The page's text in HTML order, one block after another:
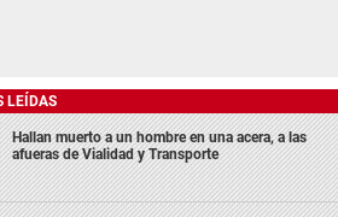
LEÍDAS
Hallan muerto a un hombre en una acera, a las
afueras de Vialidad y Transporte